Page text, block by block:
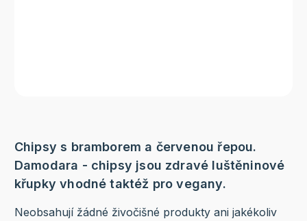
Chipsy s bramborem a červenou řepou.
Damodara - chipsy jsou zdravé luštěninové
křupky vhodné taktéž pro vegany.
Neobsahují žádné živočišné produkty ani jakékoliv